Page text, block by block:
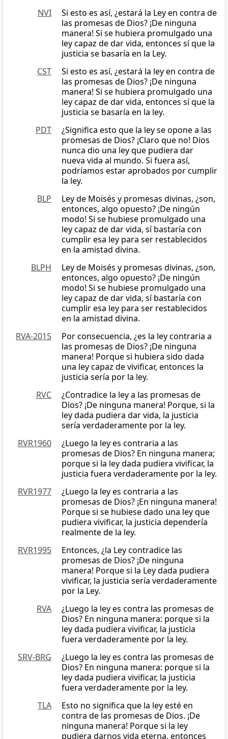
NVI
Si esto es así, ¿estará la Ley en contra de
las promesas de Dios? ¡De ninguna
manera! Si se hubiera promulgado una
ley capaz de dar vida, entonces sí que la
justicia se basaría en la Ley.
CST
Si esto es así, ¿estará la ley en contra de
las promesas de Dios? ¡De ninguna
manera! Si se hubiera promulgado una
ley capaz de dar vida, entonces sí que la
justicia se basaría en la ley.
PDT
¿Significa esto que la ley se opone a las
promesas de Dios? ¡Claro que no! Dios
nunca dio una ley que pudiera dar
nueva vida al mundo. Si fuera así,
podríamos estar aprobados por cumplir
la ley.
BLP
Ley de Moisés y promesas divinas, ¿son,
entonces, algo opuesto? ¡De ningún
modo! Si se hubiese promulgado una
ley capaz de dar vida, sí bastaría con
cumplir esa ley para ser restablecidos
en la amistad divina.
BLPH
Ley de Moisés y promesas divinas, ¿son,
entonces, algo opuesto? ¡De ningún
modo! Si se hubiese promulgado una
ley capaz de dar vida, sí bastaría con
cumplir esa ley para ser restablecidos
en la amistad divina.
RVA-2015
Por consecuencia, ¿es la ley contraria a
las promesas de Dios? ¡De ninguna
manera! Porque si hubiera sido dada
una ley capaz de vivificar, entonces la
justicia sería por la ley.
RVC
¿Contradice la ley a las promesas de
Dios? ¡De ninguna manera! Porque, si la
ley dada pudiera dar vida, la justicia
sería verdaderamente por la ley.
RVR1960
¿Luego la ley es contraria a las
promesas de Dios? En ninguna manera;
porque si la ley dada pudiera vivificar, la
justicia fuera verdaderamente por la ley.
RVR1977
¿Luego la ley es contraria a las
promesas de Dios? ¡En ninguna manera!
Porque si se hubiese dado una ley que
pudiera vivificar, la justicia dependería
realmente de la ley.
RVR1995
Entonces, ¿la Ley contradice las
promesas de Dios? ¡De ninguna
manera! Porque si la Ley dada pudiera
vivificar, la justicia sería verdaderamente
por la Ley.
RVA
¿Luego la ley es contra las promesas de
Dios? En ninguna manera: porque si la
ley dada pudiera vivificar, la justicia
fuera verdaderamente por la ley.
SRV-BRG
¿Luego la ley es contra las promesas de
Dios? En ninguna manera: porque si la
ley dada pudiera vivificar, la justicia
fuera verdaderamente por la ley.
TLA
Esto no significa que la ley esté en
contra de las promesas de Dios. ¡De
ninguna manera! Porque si la ley
pudiera darnos vida eterna, entonces